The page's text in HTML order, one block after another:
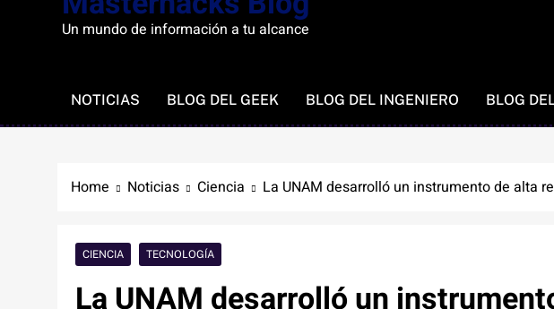
Un mundo de información a tu alcance
NOTICIAS BLOG DEL GEEK BLOG DEL INGENIERO BLOG
Home Noticias Ciencia La UNAM desarrolló un instrumento de alta
CIENCIA TECNOLOGÍA
La UNAM desarrolló un